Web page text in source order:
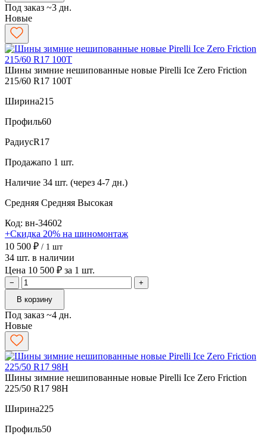
Под заказ ~3 дн.
Новые
Шины зимние нешипованные новые Pirelli Ice Zero Friction
215/60 R17 100T
Ширина215
Профиль60
РадиусR17
Продажапо 1 шт.
Наличие 34 шт. (через 4-7 дн.)
Средняя Средняя Высокая
Код: вн-34602
+Скидка 20% на шиномонтаж
10 500 ₽ / 1 шт
34 шт. в наличии
Цена 10 500 ₽ за 1 шт.
−
+
В корзину
Под заказ ~4 дн.
Новые
Шины зимние нешипованные новые Pirelli Ice Zero Friction
225/50 R17 98H
Ширина225
Профиль50